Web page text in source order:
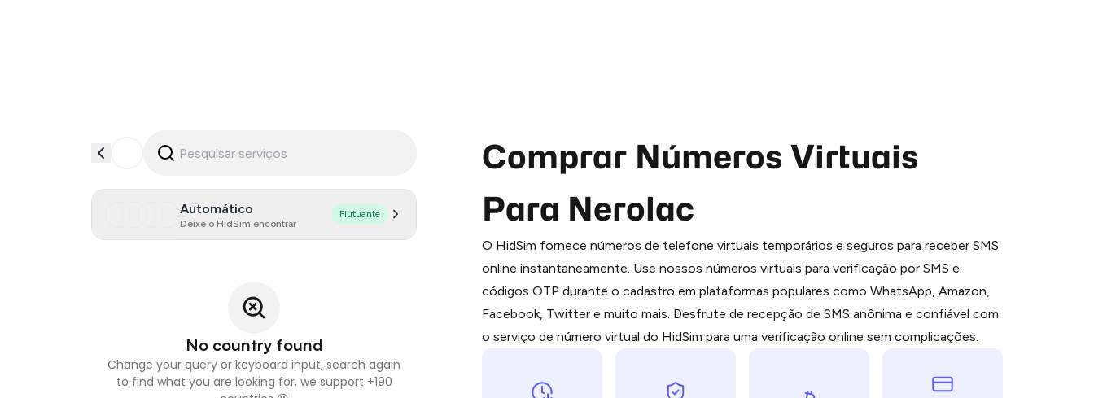
Automático
Deixe o HidSim encontrar
Flutuante
No country found
Change your query or keyboard input, search again
to find what you are looking for, we support +190
Comprar Números Virtuais
Para Nerolac
O HidSim fornece números de telefone virtuais temporários e seguros para receber SMS
online instantaneamente. Use nossos números virtuais para verificação por SMS e
códigos OTP durante o cadastro em plataformas populares como WhatsApp, Amazon,
Facebook, Twitter e muito mais. Desfrute de recepção de SMS anônima e confiável com
o serviço de número virtual do HidSim para uma verificação online sem complicações.
You purchase Stars via the official @PremiumBotin Telegram using your card (or
Google Pay, Apple Pay, or other supported methods).
You use those Stars to pay our bot and complete the HidSim credit purchase.
Step 1: Create the order on HidSim